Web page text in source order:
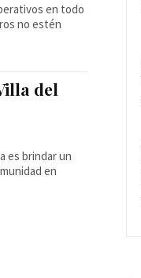
en todo
no estén
del
es brindar un
en